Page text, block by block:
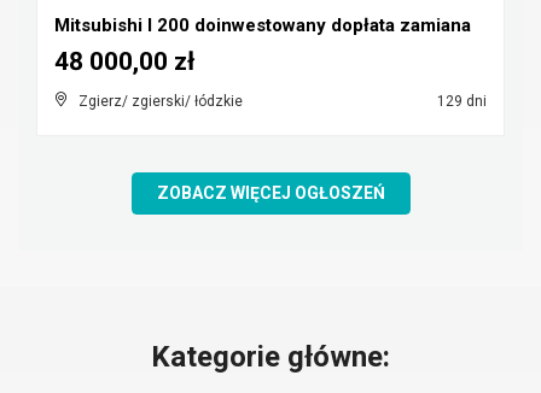
Mitsubishi l 200 doinwestowany dopłata zamiana
Zgierz/ zgierski/ łódzkie 129 dni
48 000,00 zł
ZOBACZ WIĘCEJ OGŁOSZEŃ
Kategorie główne: